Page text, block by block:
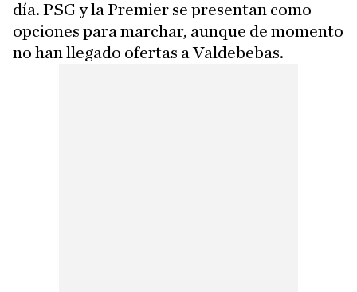
día. PSG y la Premier se presentan como
opciones para marchar, aunque de momento
no han llegado ofertas a Valdebebas.